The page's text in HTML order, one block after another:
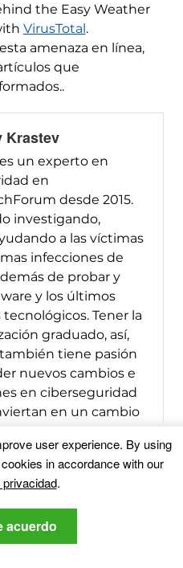
the Easy Weather
VirusTotal.
amenaza en línea,
que
Krastev
un experto en
en
desde 2015.
investigando,
a las víctimas
infecciones de
de probar y
y los últimos
tecnológicos. Tener la
graduado, así,
tiene pasión
nuevos cambios e
en ciberseguridad
en un cambio
de estudiar
Management,
de redes y
de computadoras
del sistema,
verdadero llamado
industria de la
user experience. By using
in accordance with our
.
acuerdo